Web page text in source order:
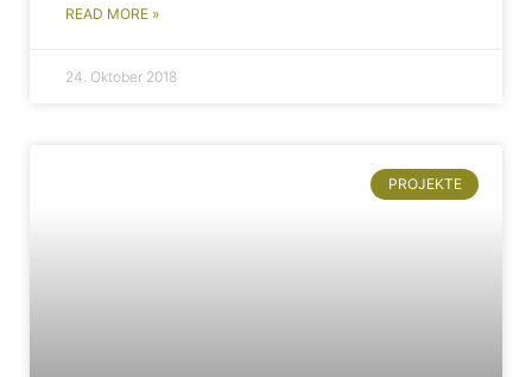
READ MORE »
24. Oktober 2018
PROJEKTE